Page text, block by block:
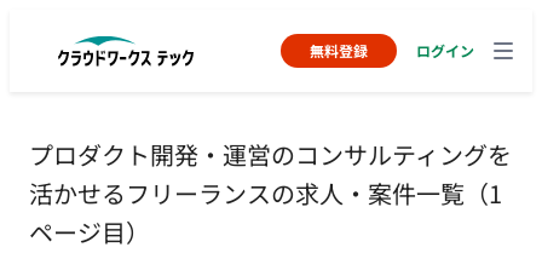
無料登録 ログイン
プロダクト開発・運営のコンサルティングを
活かせるフリーランスの求人・案件一覧（1
ページ目）